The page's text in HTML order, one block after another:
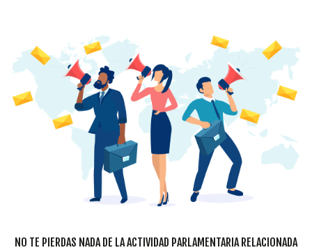
NO TE PIERDAS NADA DE LA ACTIVIDAD PARLAMENTARIA RELACIONADA